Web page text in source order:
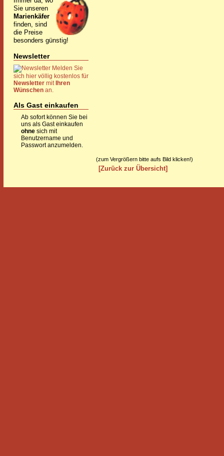
Sie unseren
Marienkäfer
finden, sind
die Preise
besonders günstig!
Newsletter
Melden Sie
sich hier völlig kostenlos für
Newsletter mit Ihren
Wünschen an.
Als Gast einkaufen
Ab sofort können Sie bei
uns als Gast einkaufen
ohne sich mit
Benutzername und
Passwort anzumelden.
(zum Vergrößern bitte aufs Bild klicken!)
[Zurück zur Übersicht]